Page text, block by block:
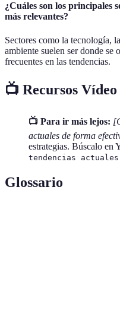
¿Cuáles son los principales
más relevantes?
Sectores como la tecnología,
ambiente suelen ser donde se
frecuentes en las tendencias.
📺 Recursos Vídeo
📺 Para ir más lejos:
actuales de forma
estrategias. Búscalo en
tendencias actuales
Glossario